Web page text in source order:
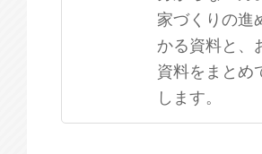
家づくりの進
かる資料と、
資料をまとめ
します。